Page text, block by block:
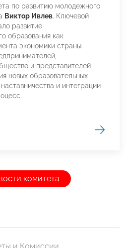
по развитию молодежного
Виктор Ивлев. Ключевой
развитие
образования как
экономики страны.
и представителей
новых образовательных
и интеграции
комитета
и Комиссии